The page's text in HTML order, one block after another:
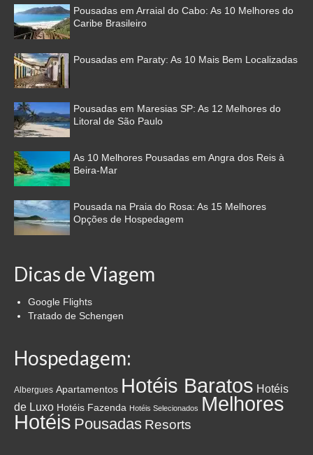
Pousadas em Arraial do Cabo: As 10 Melhores do
Caribe Brasileiro
Pousadas em Paraty: As 10 Mais Bem Localizadas
Pousadas em Maresias SP: As 12 Melhores do
Litoral de São Paulo
As 10 Melhores Pousadas em Angra dos Reis à
Beira-Mar
Pousada na Praia do Rosa: As 15 Melhores
Opções de Hospedagem
Dicas de Viagem
Google Flights
Tratado de Schengen
Hospedagem:
Albergues Apartamentos Hotéis Baratos Hotéis
de Luxo Hotéis Fazenda Hotéis Selecionados Melhores
Hotéis Pousadas Resorts